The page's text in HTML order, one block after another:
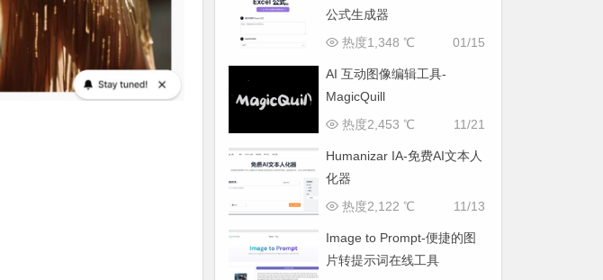
公式生成器
01/15
热度1,348 ℃
AI 互动图像编辑工具-
MagicQuill
11/21
热度2,453 ℃
Humanizar IA-免费AI文本人
化器
11/13
热度2,122 ℃
Image to Prompt-便捷的图
片转提示词在线工具